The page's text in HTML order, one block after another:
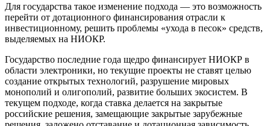
Для государства такое изменение подхода — это возможность
перейти от дотационного финансирования отрасли к
инвестиционному, решить проблемы «ухода в песок» средств,
выделяемых на НИОКР.
Государство последние года щедро финансирует НИОКР в
области электроники, но текущие проекты не ставят целью
создание открытых технологий, разрушение мировых
монополий и олигополий, развитие больших экосистем. В
текущем подходе, когда ставка делается на закрытые
российские решения, замещающие закрытые зарубежные